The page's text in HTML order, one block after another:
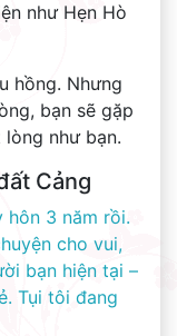
như Hẹn Hò
hồng. Nhưng
bạn sẽ gặp
như bạn.
Cảng
hôn 3 năm rồi.
cho vui,
bạn hiện tại –
Tụi tôi đang